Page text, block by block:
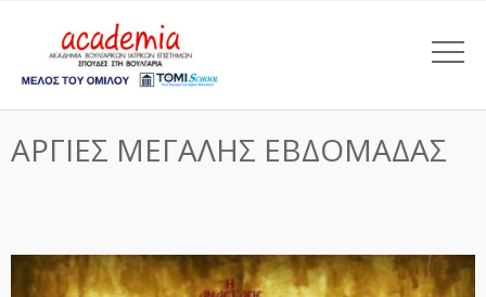
ΑΡΓΙΕΣ ΜΕΓΑΛΗΣ ΕΒΔΟΜΑΔΑΣ